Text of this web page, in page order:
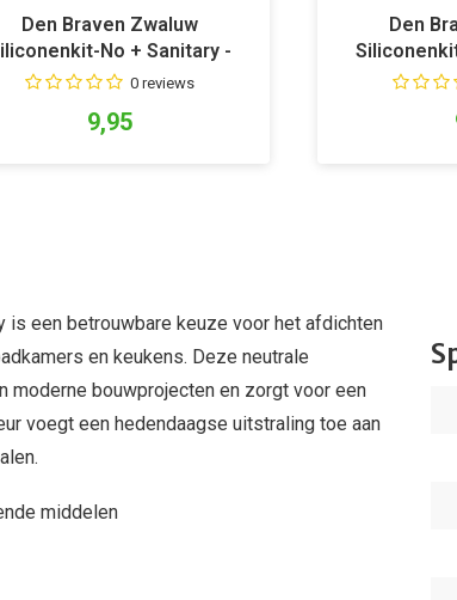
Den Braven Zwaluw
No + Sanitary -
Zilvergrijs0 reviews
9,95
Den
is een betrouwbare keuze voor het afdichten
en keukens. Deze neutrale
bouwprojecten en zorgt voor een
voegt een hedendaagse uitstraling toe aan
middelen